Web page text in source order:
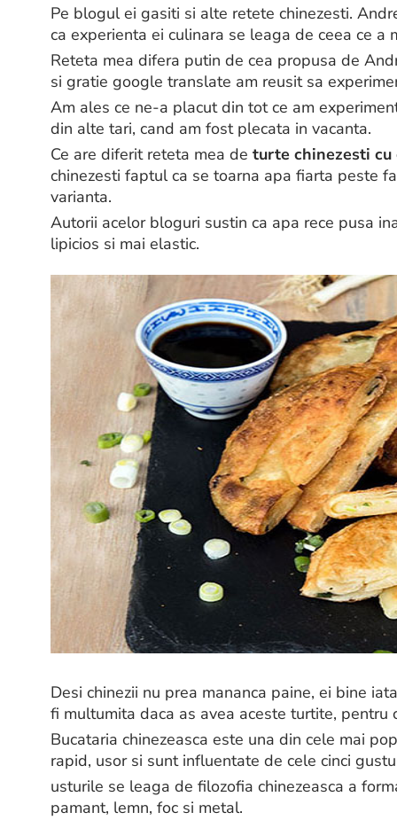
Pe blogul ei gasiti si alte retete chinezesti.
ca experienta ei culinara se leaga de ceea ce a
Reteta mea difera putin de cea propusa de
si gratie google translate am reusit sa
Am ales ce ne-a placut din tot ce am
din alte tari, cand am fost plecata in vacanta.
Ce are diferit reteta mea de turte chinezesti cu
chinezesti faptul ca se toarna apa fiarta peste
varianta.
Autorii acelor bloguri sustin ca apa rece pusa
lipicios si mai elastic.
Desi chinezii nu prea mananca paine, ei bine
fi multumita daca as avea aceste turtite, pentru
Bucataria chinezeasca este una din cele mai
rapid, usor si sunt influentate de cele cinci
usturile se leaga de filozofia chinezeasca a
pamant, lemn, foc si metal.